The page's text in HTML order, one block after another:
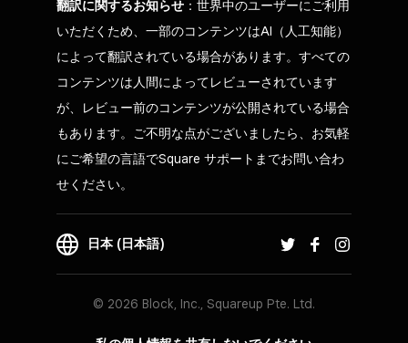
翻訳に関するお知らせ ：世界中のユーザーにご利用
いただくため、一部のコンテンツはAI（人工知能）
によって翻訳されている場合があります。すべての
コンテンツは人間によってレビューされています
が、レビュー前のコンテンツが公開されている場合
もあります。ご不明な点がございましたら、お気軽
にご希望の言語でSquare サポートまでお問い合わ
せください。
日本 (日本語)
© 2026 Block, Inc., Squareup Pte. Ltd.